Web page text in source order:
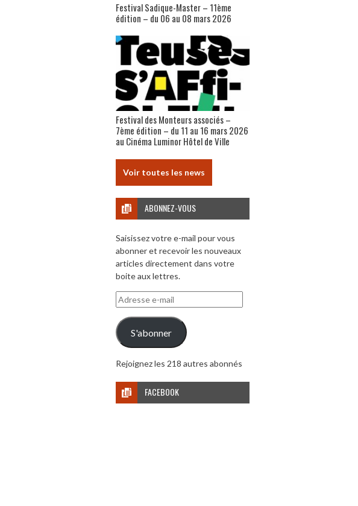
Festival Sadique-Master – 11ème
édition – du 06 au 08 mars 2026
Festival des Monteurs associés –
7ème édition – du 11 au 16 mars 2026
au Cinéma Luminor Hôtel de Ville
Voir toutes les news
ABONNEZ-VOUS
Saisissez votre e-mail pour vous
abonner et recevoir les nouveaux
articles directement dans votre
boite aux lettres.
Adresse
e-
mail
S'abonner
Rejoignez les 218 autres abonnés
FACEBOOK